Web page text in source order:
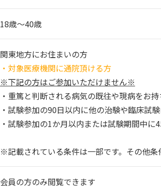
18歳～40歳
関東地方にお住まいの方
・対象医療機関に通院頂ける方
※下記の方はご参加いただけません※
・重篤と判断される病気の既往や現病をお
・試験参加の90日以内に他の治験や臨床試
・試験参加の1か月以内または試験期間中
※記載されている条件は一部です。その他条
会員の方のみ閲覧できます